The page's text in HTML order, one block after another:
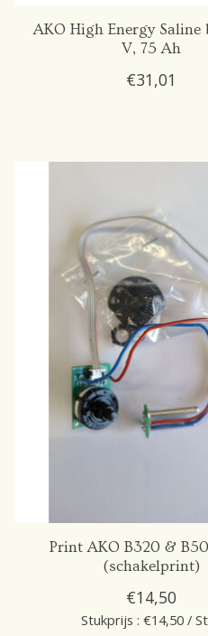
AKO High Energy
V, 75 Ah
€31,01
Print AKO B320 &
(schakelprint)
€14,50
Stukprijs : €14,50 /